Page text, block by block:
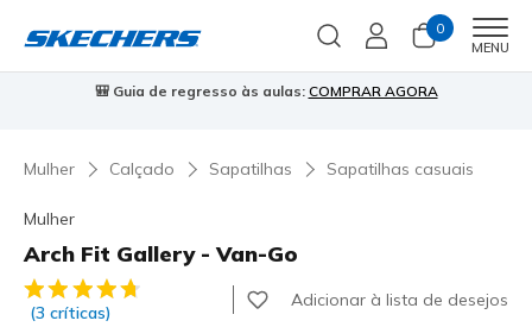
0
MENU
Skechers VIP: 45 dias de devolução para membrosInscreve-te
Mulher Calçado Sapatilhas Sapatilhas casuais
Mulher
Arch Fit Gallery - Van-Go
4$5 de 5 – Classificação do cliente
(3 críticas)
Adicionar à lista de desejos